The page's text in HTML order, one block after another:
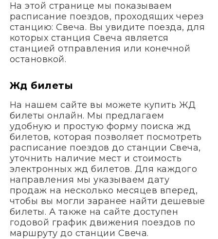
На этой странице мы показываем
расписание поездов, проходящих через
станцию: Свеча. Вы увидите поезда, для
которых станция Свеча является
станцией отправления или конечной
остановкой.
Жд билеты
На нашем сайте вы можете купить ЖД
билеты онлайн. Мы предлагаем
удобную и простую форму поиска жд
билетов, которая позволяет посмотреть
расписание поездов до станции Свеча,
уточнить наличие мест и стоимость
электронных жд билетов. Для каждого
направления мы указываем дату
продаж на несколько месяцев вперед,
чтобы вы могли заранее найти дешевые
билеты. А также на сайте доступен
годовой график движения поездов по
маршруту до станции Свеча.